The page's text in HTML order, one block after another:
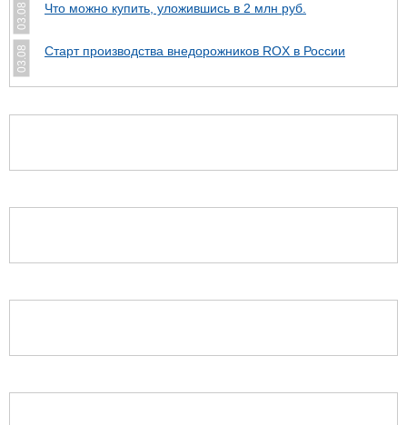
03.08 Что можно купить, уложившись в 2 млн руб.
03.08 Cтарт производства внедорожников ROX в России